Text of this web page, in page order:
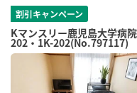
割引キャンペーン
Kマンスリー鹿児島大学病
202・1K-202(No.797117)